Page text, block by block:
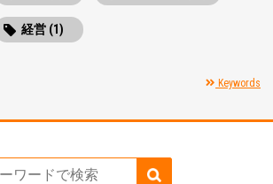
経営 (1)
Keywords